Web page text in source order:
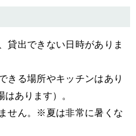
貸出できない日時がありま
きる場所やキッチンはあり
あります）。
せん。※夏は非常に暑くな